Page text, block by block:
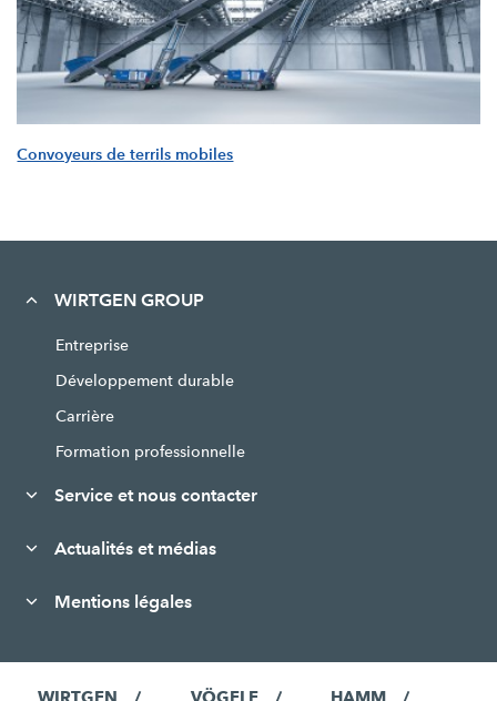
Convoyeurs de terrils mobiles
WIRTGEN GROUP
Entreprise
Développement durable
Carrière
Formation professionnelle
Service et nous contacter
Actualités et médias
Mentions légales